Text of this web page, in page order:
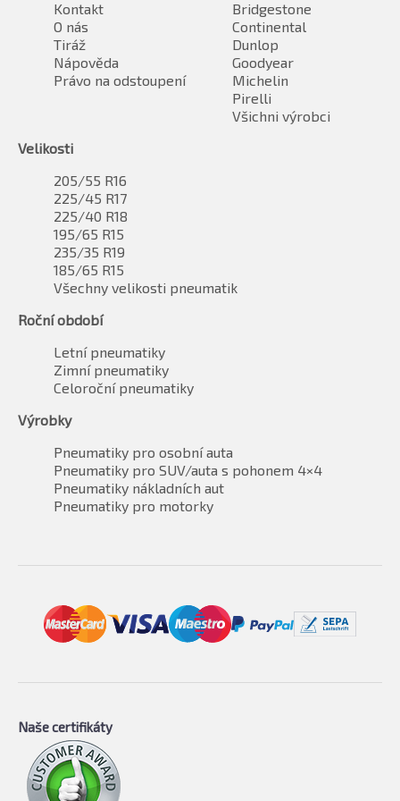
Kontakt
O nás
Tiráž
Nápověda
Právo na odstoupení
Bridgestone
Continental
Dunlop
Goodyear
Michelin
Pirelli
Všichni výrobci
Velikosti
205/55 R16
225/45 R17
225/40 R18
195/65 R15
235/35 R19
185/65 R15
Všechny velikosti pneumatik
Roční období
Letní pneumatiky
Zimní pneumatiky
Celoroční pneumatiky
Výrobky
Pneumatiky pro osobní auta
Pneumatiky pro SUV/auta s pohonem 4×4
Pneumatiky nákladních aut
Pneumatiky pro motorky
Naše certifikáty